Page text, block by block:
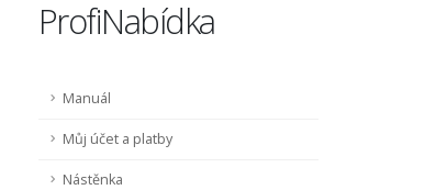
ProfiNabídka
Manuál
Můj účet a platby
Nástěnka